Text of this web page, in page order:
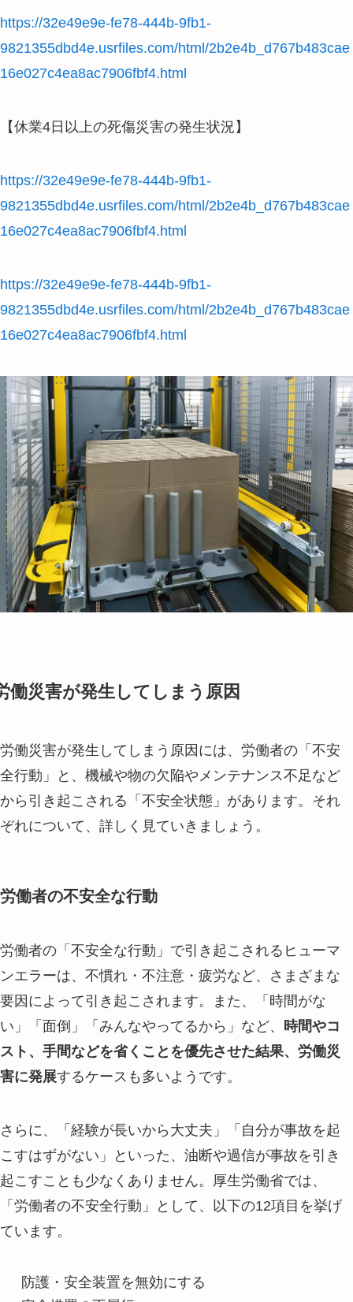
https://32e49e9e-fe78-444b-9fb1-
9821355dbd4e.usrfiles.com/html/2b2e4b_d767b483cae
16e027c4ea8ac7906fbf4.html
【休業4日以上の死傷災害の発生状況】
https://32e49e9e-fe78-444b-9fb1-
9821355dbd4e.usrfiles.com/html/2b2e4b_d767b483cae
16e027c4ea8ac7906fbf4.html
https://32e49e9e-fe78-444b-9fb1-
9821355dbd4e.usrfiles.com/html/2b2e4b_d767b483cae
16e027c4ea8ac7906fbf4.html
働災害が発生してしまう原因
労働災害が発生してしまう原因には、労働者の「不安
全行動」と、機械や物の欠陥やメンテナンス不足など
から引き起こされる「不安全状態」があります。それ
ぞれについて、詳しく見ていきましょう。
労働者の不安全な行動
労働者の「不安全な行動」で引き起こされるヒューマ
ンエラーは、不慣れ・不注意・疲労など、さまざまな
要因によって引き起こされます。また、「時間がな
い」「面倒」「みんなやってるから」など、 時間やコ
スト、手間などを省くことを優先させた結果、労働災
害に発展するケースも多いようです。
さらに、「経験が長いから大丈夫」「自分が事故を起
こすはずがない」といった、油断や過信が事故を引き
起こすことも少なくありません。厚生労働省では、
「労働者の不安全行動」として、以下の12項目を挙げ
ています。
防護・安全装置を無効にする